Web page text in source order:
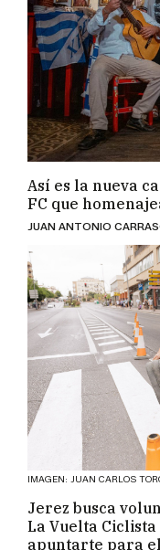
Así es la nueva
FC que
JUAN ANTONIO
IMAGEN: JUAN CARLOS
Jerez busca
La Vuelta Ciclista
apuntarte para